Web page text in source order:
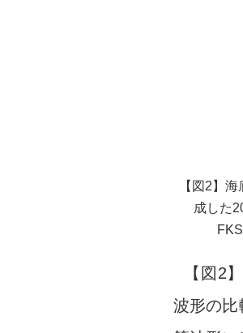
【図2】
成した
【図2
波形の比